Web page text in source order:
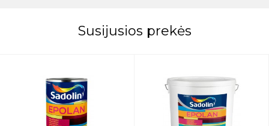
Susijusios prekės